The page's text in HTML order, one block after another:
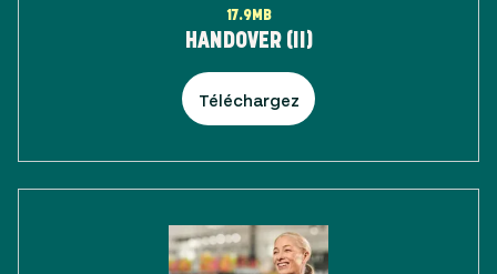
17.9MB
HANDOVER (II)
Téléchargez